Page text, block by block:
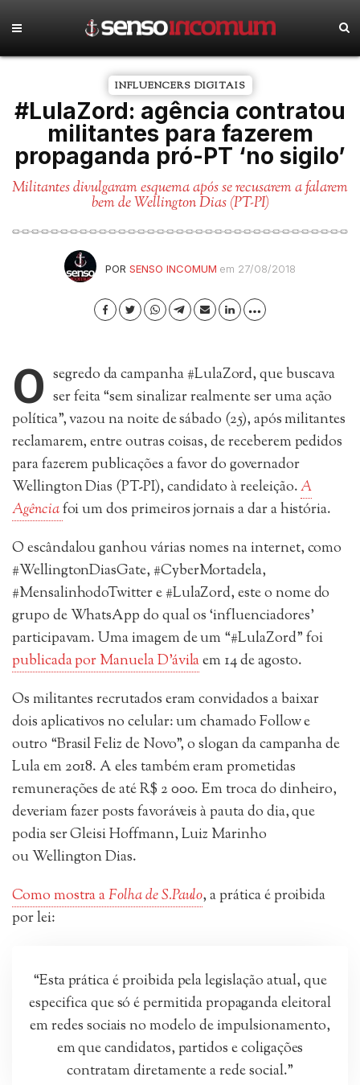
INFLUENCERS DIGITAIS
#LulaZord: agência contratou
militantes para fazerem
propaganda pró-PT ‘no sigilo’
Militantes divulgaram esquema após se recusarem a falarem
bem de Wellington Dias (PT-PI)
POR SENSO INCOMUM em 27/08/2018
O segredo da campanha #LulaZord, que buscava
ser feita “sem sinalizar realmente ser uma ação
política”, vazou na noite de sábado (25), após militantes
reclamarem, entre outras coisas, de receberem pedidos
para fazerem publicações a favor do governador
Wellington Dias (PT-PI), candidato à reeleição.A
Agênciafoi um dos primeiros jornais a dar a história.
O escândalou ganhou várias nomes na internet, como
#WellingtonDiasGate, #CyberMortadela,
#MensalinhodoTwitter e #LulaZord, este o nome do
grupo de WhatsApp do qual os ‘influenciadores’
participavam. Uma imagem de um “#LulaZord” foi
publicada por Manuela D’ávilaem 14 de agosto.
Os militantes recrutados eram convidados a baixar
dois aplicativos no celular: um chamado Follow e
outro “Brasil Feliz de Novo”, o slogan da campanha de
Lula em 2018. A eles também eram prometidas
remunerações de até R$ 2 000. Em troca do dinheiro,
deveriam fazer posts favoráveis à pauta do dia, que
podia ser Gleisi Hoffmann, Luiz Marinho
ou Wellington Dias.
Como mostra aFolha de S.Paulo, a prática é proibida
por lei:
“Esta prática é proibida pela legislação atual, que
especifica que só é permitida propaganda eleitoral
em redes sociais no modelo de impulsionamento,
em que candidatos, partidos e coligações
contratam diretamente a rede social.”